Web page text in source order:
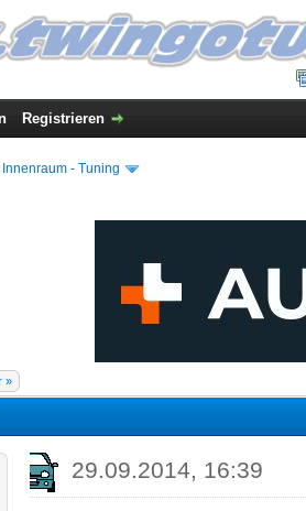
Registrieren
Innenraum - Tuning
»
29.09.2014, 16:39